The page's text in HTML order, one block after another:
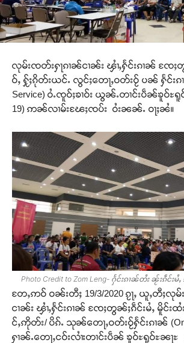
လုမ်းၸတ်းႁႃၵၢၼ်ငၢၼ်း ၾၢႆႇႁႅင်းၵၢၼ် ၸႄ
ဝ်ႇ ႁႂ်ႈၵိုတ်းယင်ႉ လွင်ႈတေႃႇဝတ်းဝႂ် ပၼ် ႁႅင်းၵ
Service) ဝႆႉၸူဝ်ႈၶၢဝ်း ယွၼ်ႉတၢင်းပဵၼ်ၶူဝ်ႊ
19) ဢၼ်လၢမ်းၽႄႈၸပ်း ဝႆးၼၼ်ႉ ဝႃႈၼႆ။
Photo Credit to Zom Leng- ႁႅင်းၵၢၼ်တႆး ၼႂ်းၵဵင်
တႄႇဢဝ် ဝၼ်းတီႈ 19/3/2020 ၵႂႃႇ ယူႇတီႈလု
ငၢၼ်း ၾၢႆႇႁႅင်းၵၢၼ် ၸႄႈတွၼ်ႈၵဵင်းမႆႇ မိူင်
င်ႇဢိုတ်း/ ပိၵ်ႉ သုၼ်တေႃႇဝတ်းဝႂ်ႁႅင်းၵၢၼ်
ႁၢၼ်ႉတေႃႇငဝ်းလၢႆးတၢင်းပဵၼ် ၶူဝ်ႊရူဝ်ႊၼႃႊ